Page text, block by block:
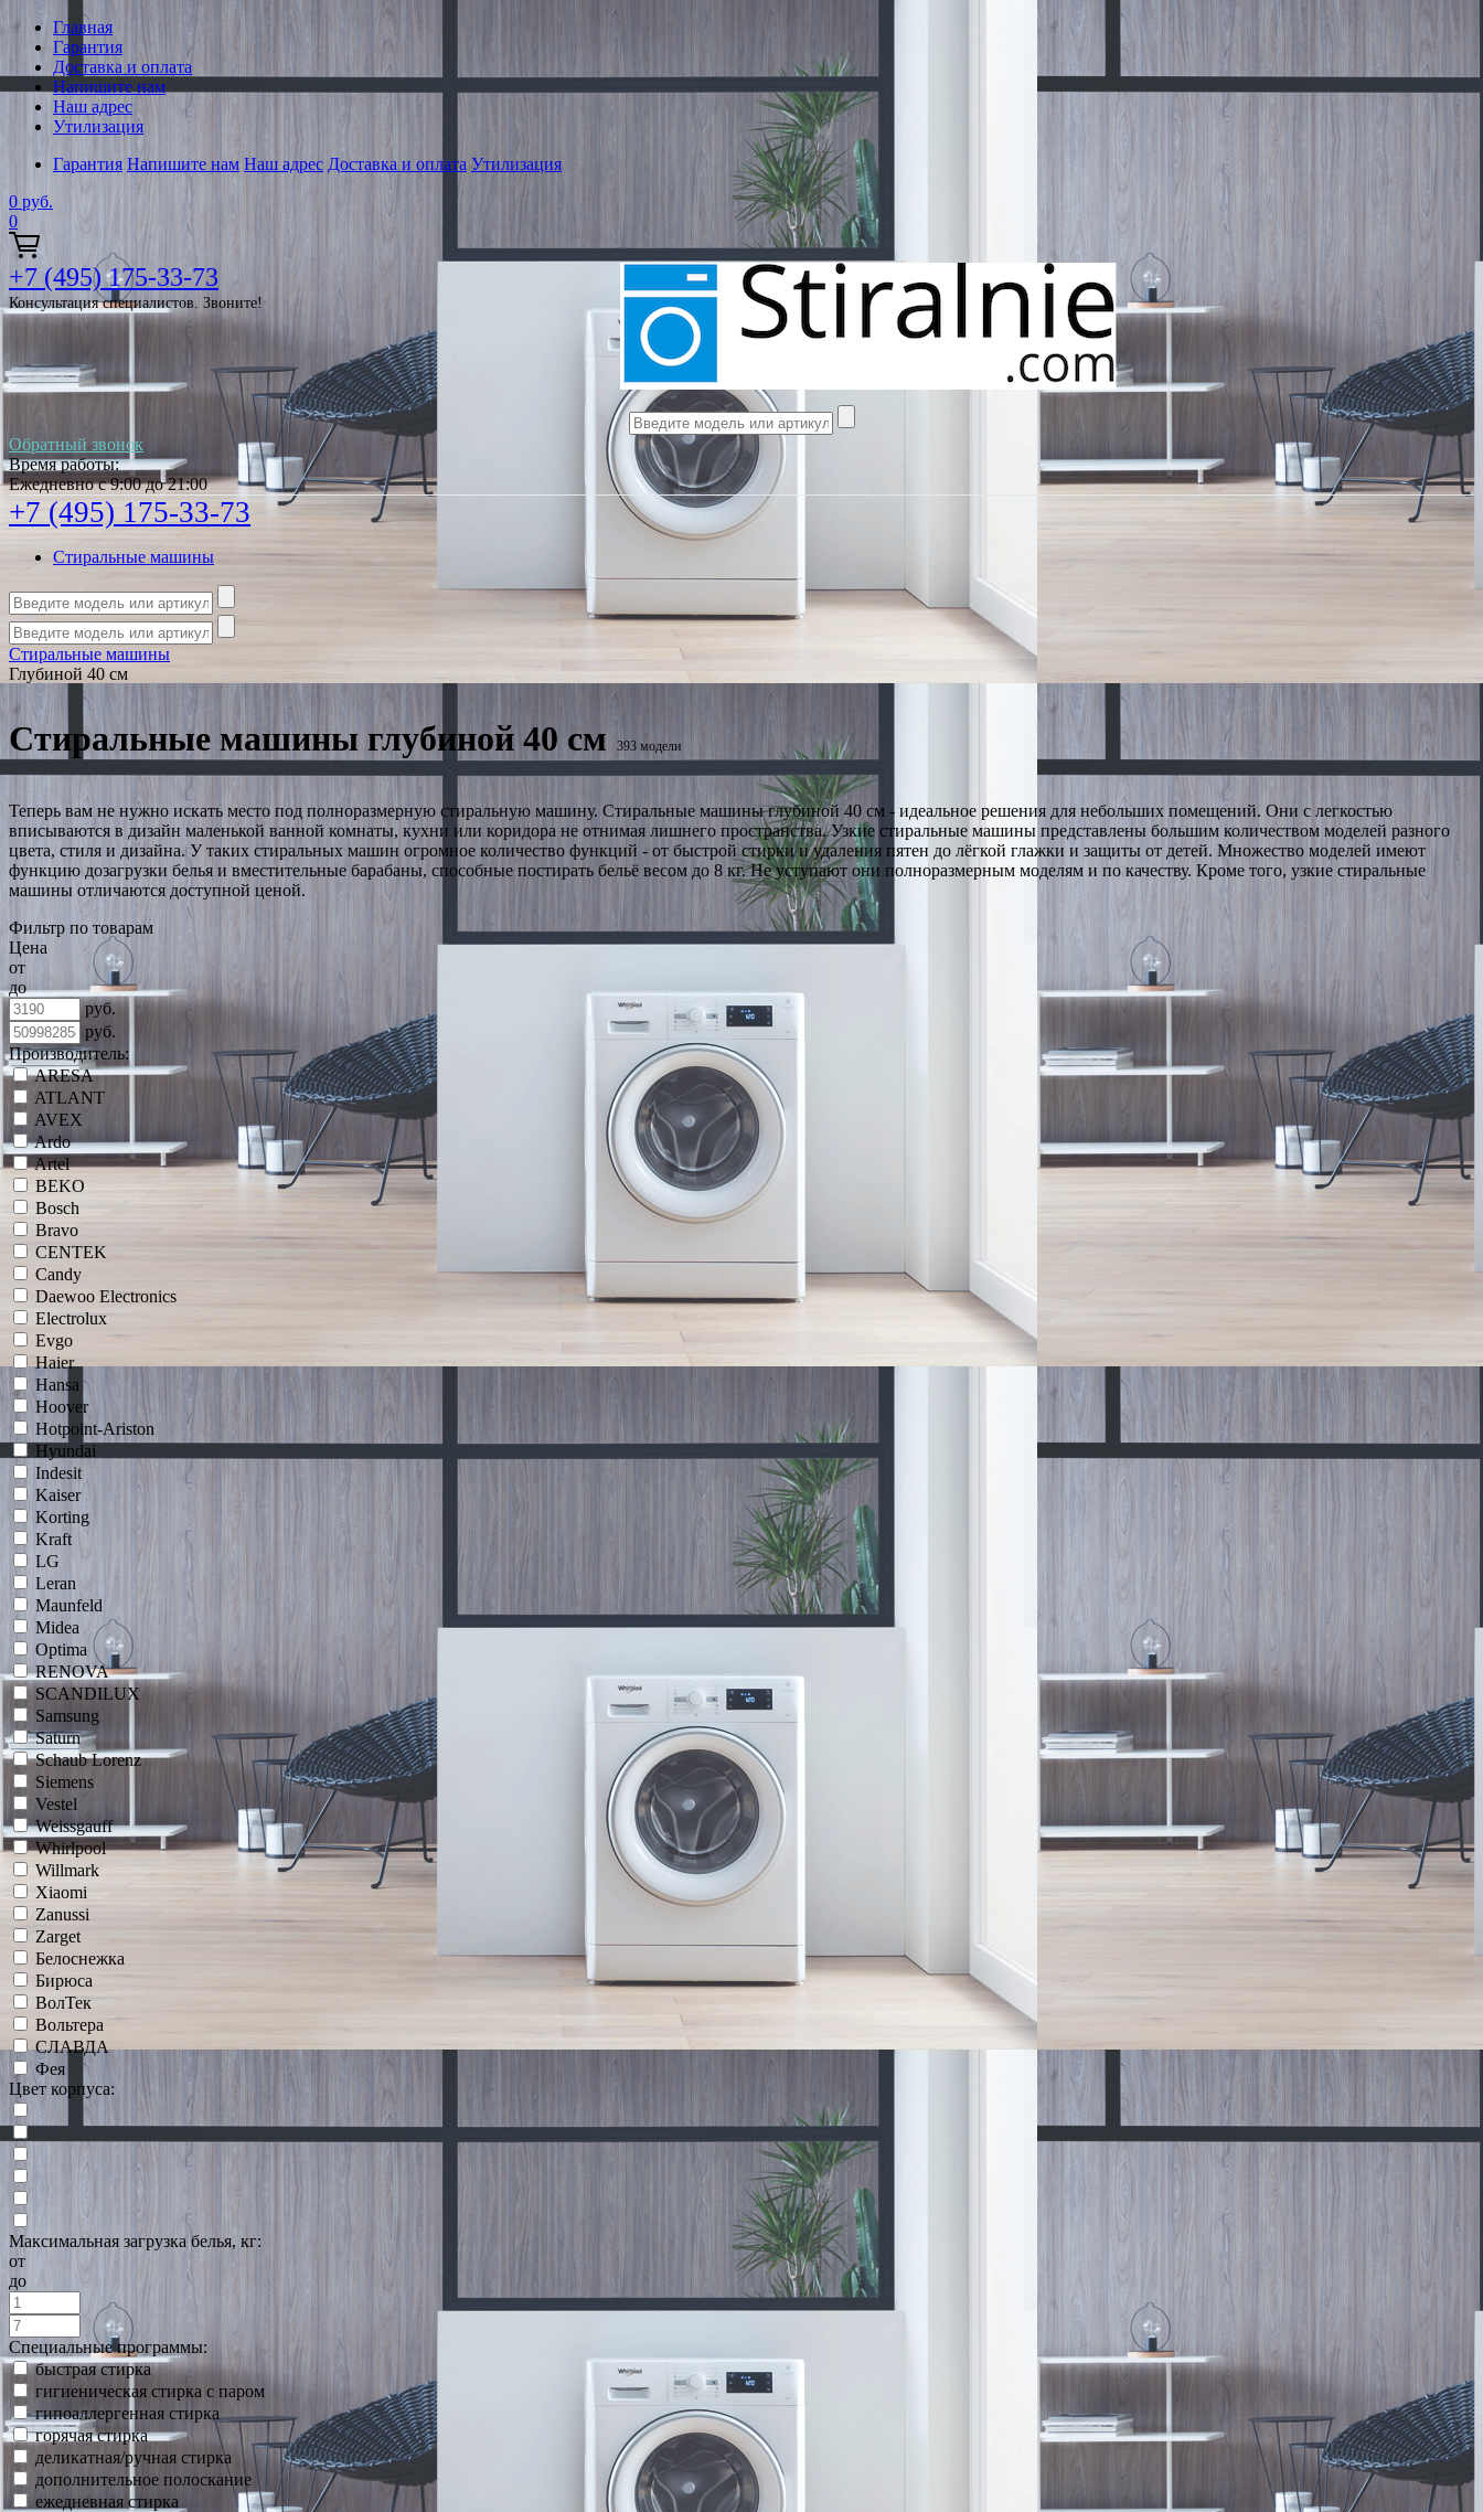
Главная
Гарантия
Доставка и оплата
Напишите нам
Наш адрес
Утилизация
Гарантия Напишите нам Наш адрес Доставка и оплата Утилизация
0 руб.
0
+7 (495) 175-33-73
Консультация специалистов. Звоните!
Обратный звонок
Время работы:
Ежедневно с 9:00 до 21:00
+7 (495) 175-33-73
Стиральные машины
Стиральные машины
Глубиной 40 см
Стиральные машины глубиной 40 см 393 модели
Теперь вам не нужно искать место под полноразмерную стиральную машину. Стиральные машины глубиной 40 см - идеальное решения для небольших помещений. Они с легкостью
вписываются в дизайн маленькой ванной комнаты, кухни или коридора не отнимая лишнего пространства. Узкие стиральные машины представлены большим количеством моделей разного
цвета, стиля и дизайна. У таких стиральных машин огромное количество функций - от быстрой стирки и удаления пятен до лёгкой глажки и защиты от детей. Множество моделей имеют
функцию дозагрузки белья и вместительные барабаны, способные постирать бельё весом до 8 кг. Не уступают они полноразмерным моделям и по качеству. Кроме того, узкие стиральные
машины отличаются доступной ценой.
Фильтр по товарам
Цена
от
до
руб.
руб.
Производитель:
ARESA
ATLANT
AVEX
Ardo
Artel
BEKO
Bosch
Bravo
CENTEK
Candy
Daewoo Electronics
Electrolux
Evgo
Haier
Hansa
Hoover
Hotpoint-Ariston
Hyundai
Indesit
Kaiser
Korting
Kraft
LG
Leran
Maunfeld
Midea
Optima
RENOVA
SCANDILUX
Samsung
Saturn
Schaub Lorenz
Siemens
Vestel
Weissgauff
Whirlpool
Willmark
Xiaomi
Zanussi
Zarget
Белоснежка
Бирюса
ВолТек
Вольтера
СЛАВДА
Фея
Цвет корпуса:
Максимальная загрузка белья, кг:
от
до
Специальные программы:
быстрая стирка
гигиеническая стирка с паром
гипоаллергенная стирка
горячая стирка
деликатная/ручная стирка
дополнительное полоскание
ежедневная стирка